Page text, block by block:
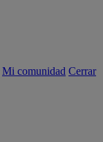
Mi comunidad Cerrar